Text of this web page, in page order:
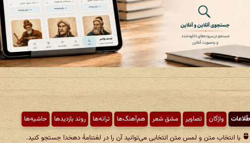
واژگان تصاویر مشق شعر هم‌آهنگ‌ها ترانه‌ها روند بازدیدها حاشیه‌ها
با انتخاب متن و لمس متن انتخابی می‌توانید آن را در لغتنامهٔ دهخدا جستجو کنید.